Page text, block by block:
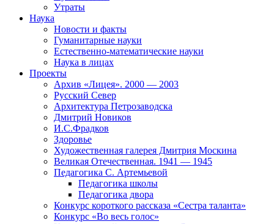
Утраты
Наука
Новости и факты
Гуманитарные науки
Естественно-математические науки
Наука в лицах
Проекты
Архив «Лицея». 2000 — 2003
Русский Север
Архитектура Петрозаводска
Дмитрий Новиков
И.С.Фрадков
Здоровье
Художественная галерея Дмитрия Москина
Великая Отечественная. 1941 — 1945
Педагогика С. Артемьевой
Педагогика школы
Педагогика двора
Конкурс короткого рассказа «Сестра таланта»
Конкурс «Во весь голос»